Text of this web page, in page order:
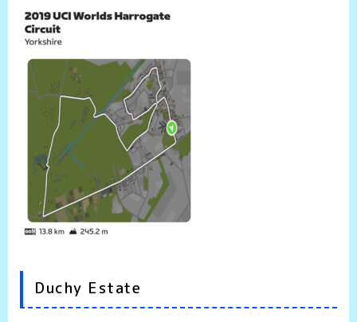
Duchy Estate